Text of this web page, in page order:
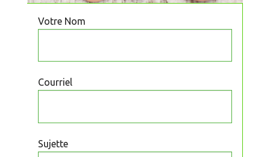
Votre Nom
Courriel
Sujette